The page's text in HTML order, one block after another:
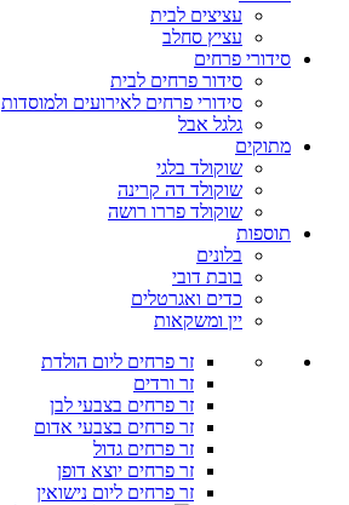
עציצים לבית
עציץ סחלב
סידורי פרחים
סידור פרחים לבית
סידורי פרחים לאירועים ולמוסדות
גלגל אבל
מתוקים
שוקולד בלגי
שוקולד דה קרינה
שוקולד פררו רושה
תוספות
בלונים
בובת דובי
כדים ואגרטלים
יין ומשקאות
זר פרחים ליום הולדת
זר ורדים
זר פרחים בצבעי לבן
זר פרחים בצבעי אדום
זר פרחים גדול
זר פרחים יוצא דופן
זר פרחים ליום נישואין